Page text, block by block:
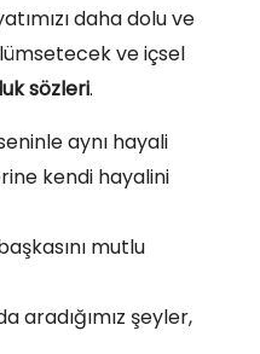
daha dolu ve
ve içsel
sözleri.
aynı hayali
kendi hayalini
mutlu
aradığımız şeyler,